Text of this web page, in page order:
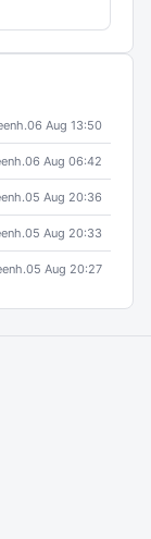
06 Aug 13:50
06 Aug 06:42
05 Aug 20:36
05 Aug 20:33
05 Aug 20:27